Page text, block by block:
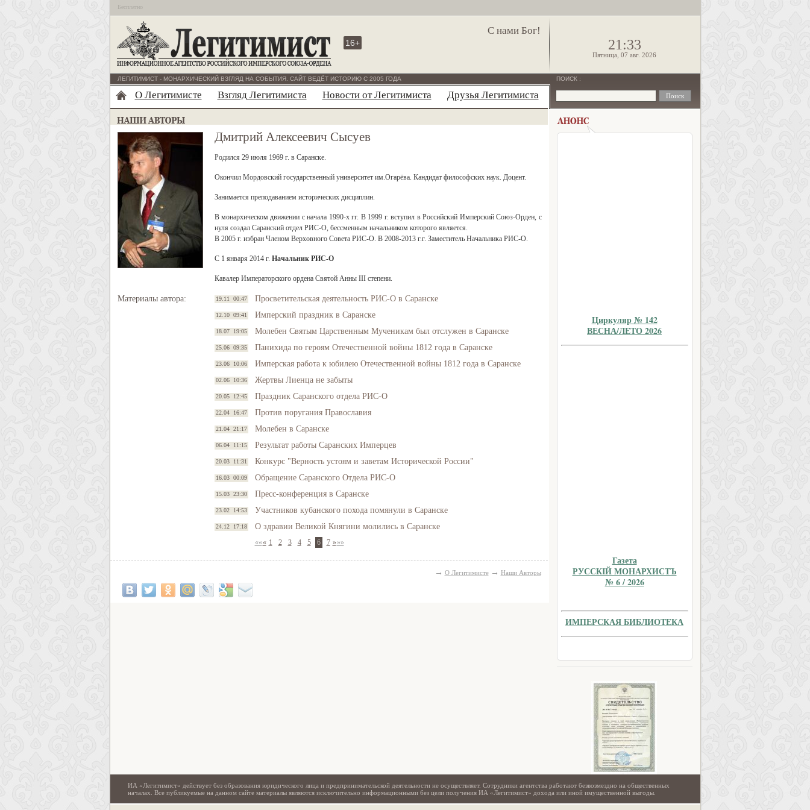
Бесплатно
С нами Бог!
16+ 21:33
Пятница, 07 авг. 2026
ЛЕГИТИМИСТ - МОНАРХИЧЕСКИЙ ВЗГЛЯД НА СОБЫТИЯ. САЙТ ВЕДЁТ ИСТОРИЮ С 2005 ГОДА
О Легитимисте Взгляд Легитимиста Новости от Легитимиста Друзья Легитимиста
Дмитрий Алексеевич Сысуев
Родился 29 июля 1969 г. в Саранске.
Окончил Мордовский государственный университет им.Огарёва. Кандидат философских наук. Доцент.
Занимается преподаванием исторических дисциплин.
В монархическом движении с начала 1990-х гг. В 1999 г. вступил в Российский Имперский Союз-Орден, с
нуля создал Саранский отдел РИС-О, бессменным начальником которого является.
В 2005 г. избран Членом Верховного Совета РИС-О. В 2008-2013 г.г. Заместитель Начальника РИС-О.
С 1 января 2014 г. Начальник РИС-О
Кавалер Императорского ордена Святой Анны III степени.
Материалы автора: 19.11 00:47 Просветительская деятельность РИС-О в Саранске
12.10 09:41 Имперский праздник в Саранске
18.07 19:05 Молебен Святым Царственным Мученикам был отслужен в Саранске
25.06 09:35 Панихида по героям Отечественной войны 1812 года в Саранске
23.06 10:06 Имперская работа к юбилею Отечественной войны 1812 года в Саранске
02.06 10:36 Жертвы Лиенца не забыты
20.05 12:45 Праздник Саранского отдела РИС-О
22.04 16:47 Против поругания Православия
21.04 21:17 Молебен в Саранске
06.04 11:15 Результат работы Саранских Имперцев
20.03 11:31 Конкурс "Верность устоям и заветам Исторической России"
16.03 00:09 Обращение Саранского Отдела РИС-О
15.03 23:30 Пресс-конференция в Саранске
23.02 14:53 Участников кубанского похода помянули в Саранске
24.12 17:18 О здравии Великой Княгини молились в Саранске
««« 1 2 3 4 5 6 7 »»»
→ О Легитимисте → Наши Авторы
ПОИСК :
Циркуляр № 142
ВЕСНА/ЛЕТО 2026
Газета
РУССКIЙ МОНАРХИСТЪ
№ 6 / 2026
ИМПЕРСКАЯ БИБЛИОТЕКА
ИА «Легитимист» действует без образования юридического лица и предпринимательской деятельности не осуществляет. Сотрудники агентства работают безвозмездно на общественных
началах. Все публикуемые на данном сайте материалы являются исключительно информационными без цели получения ИА «Легитимист» дохода или иной имущественной выгоды.